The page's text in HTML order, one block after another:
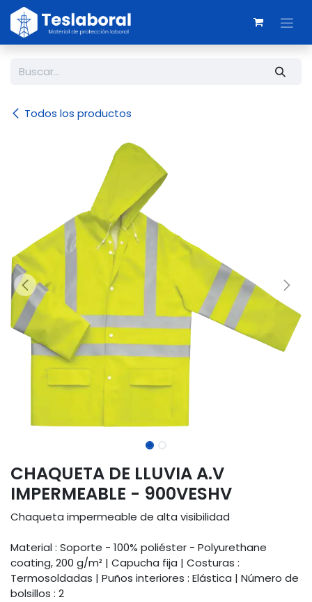
Ir al contenido
Todos los productos
CHAQUETA DE LLUVIA A.V
IMPERMEABLE - 900VESHV
Chaqueta impermeable de alta visibilidad
Material : Soporte - 100% poliéster - Polyurethane
coating, 200 g/m² | Capucha fija | Costuras :
Termosoldadas | Puños interiores : Elástica | Número de
bolsillos : 2